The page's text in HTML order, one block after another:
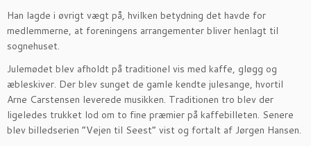
Han lagde i øvrigt vægt på, hvilken betydning det havde for
medlemmerne, at foreningens arrangementer bliver henlagt til
sognehuset.
Julemødet blev afholdt på traditionel vis med kaffe, gløgg og
æbleskiver. Der blev sunget de gamle kendte julesange, hvortil
Arne Carstensen leverede musikken. Traditionen tro blev der
ligeledes trukket lod om to fine præmier på kaffebilleten. Senere
blev billedserien ”Vejen til Seest” vist og fortalt af Jørgen Hansen.